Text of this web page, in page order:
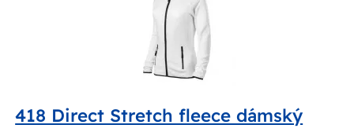
418 Direct Stretch fleece dámský